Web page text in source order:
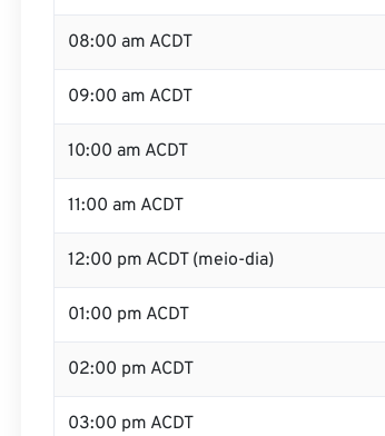
08:00 am ACDT
09:00 am ACDT
10:00 am ACDT
11:00 am ACDT
12:00 pm ACDT (meio-dia)
01:00 pm ACDT
02:00 pm ACDT
03:00 pm ACDT